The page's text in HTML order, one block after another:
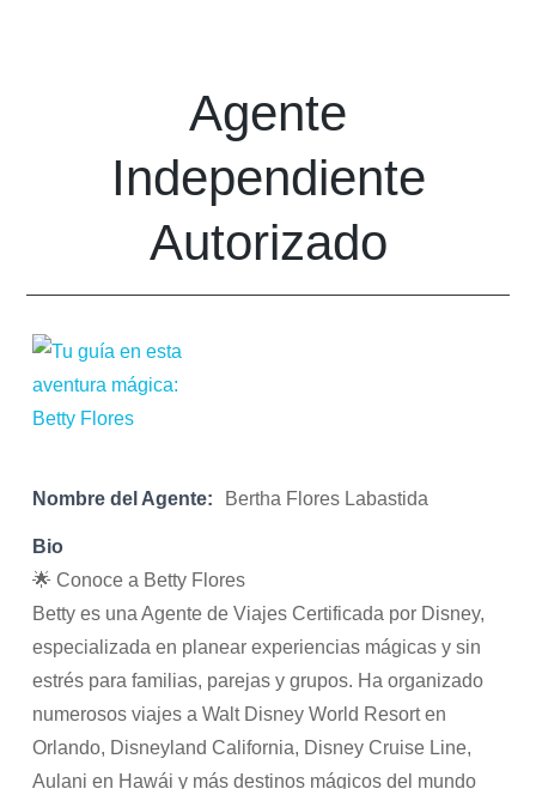
Agente
Independiente
Autorizado
Nombre del Agente: Bertha Flores Labastida
Bio
🌟 Conoce a Betty Flores
Betty es una Agente de Viajes Certificada por Disney,
especializada en planear experiencias mágicas y sin
estrés para familias, parejas y grupos. Ha organizado
numerosos viajes a Walt Disney World Resort en
Orlando, Disneyland California, Disney Cruise Line,
Aulani en Hawái y más destinos mágicos del mundo